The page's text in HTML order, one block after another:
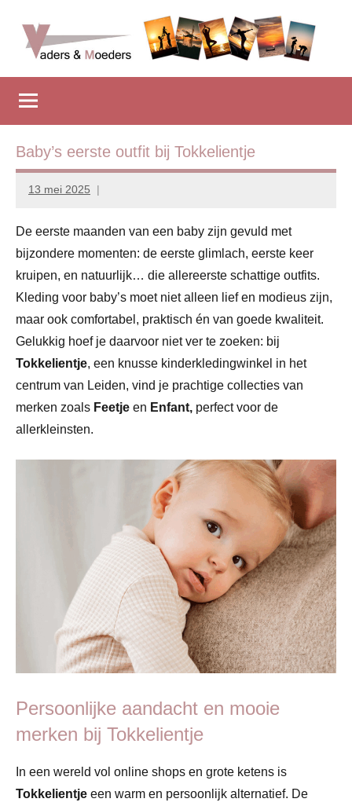
inhoud
springen
Vadersenmoeders
iedereen
wel
eens
hulp
Baby’s eerste outfit bij Tokkelientje
13 mei 2025
vadersenmoeders
De eerste maanden van een baby zijn gevuld met
bijzondere momenten: de eerste glimlach, eerste keer
kruipen, en natuurlijk… die allereerste schattige outfits.
Kleding voor baby’s moet niet alleen lief en modieus zijn,
maar ook comfortabel, praktisch én van goede kwaliteit.
Gelukkig hoef je daarvoor niet ver te zoeken: bij
Tokkelientje, een knusse kinderkledingwinkel in het
centrum van Leiden, vind je prachtige collecties van
merken zoals Feetje en Enfant, perfect voor de
allerkleinsten.
Persoonlijke aandacht en mooie
merken bij Tokkelientje
In een wereld vol online shops en grote ketens is
Tokkelientje een warm en persoonlijk alternatief. De